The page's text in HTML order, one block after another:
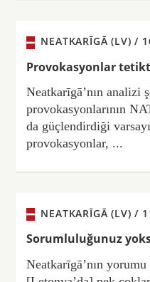
NEATKARĪGĀ (LV) /
Provokasyonlar
Neatkarīgā’nın analizi
provokasyonlarının
da güçlendirdiği
provokasyonlar, ...
NEATKARĪGĀ (LV) /
Sorumluluğunuz
Neatkarīgā’nın